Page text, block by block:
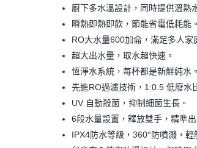
廚下多水溫設計，同時提供溫熱
瞬熱即熱即飲，節能省電低耗能。
RO大水量600加侖，滿足多人家
超大出水量，取水超快速。
恆淨水系統，每杯都是新鮮純水。
先進RO過濾技術，1:0.5 低廢水
UV 自動殺菌，抑制細菌生長。
6段水量設置，釋放雙手，精準出
IPX4防水等級，360°防噴濺，輕